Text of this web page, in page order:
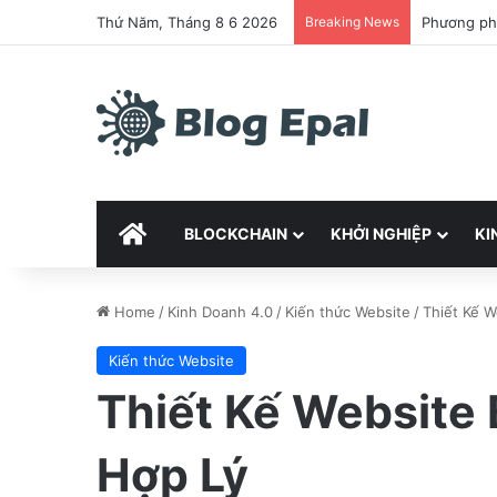
Thứ Năm, Tháng 8 6 2026 Breaking News Phương
HOMEBLOCKCHAIN KHỞI NGHIỆP
Home / Kinh Doanh 4.0 / Kiến thức Website /Thiết Kế
Kiến thức Website
Thiết Kế Website
Hợp Lý